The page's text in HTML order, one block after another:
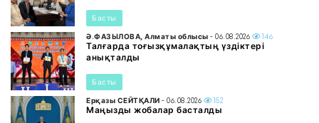
Басты
Ә.ФАЗЫЛОВА, Алматы облысы - 06.08.2026 146
Талғарда тоғызқұмалақтың үздіктері
анықталды
Басты
Ерқазы СЕЙТҚАЛИ - 06.08.2026 152
Маңызды жобалар басталды